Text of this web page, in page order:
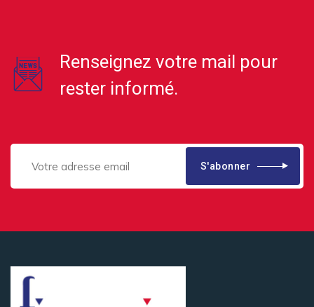
Renseignez votre mail pour
rester informé.
S'abonner